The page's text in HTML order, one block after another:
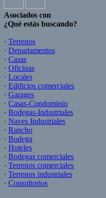
Asociados con
¿Qué estás buscando?
· Terrenos
· Departamentos
· Casas
· Oficinas
· Locales
· Edificios comerciales
· Garages
· Casas-Condominio
· Bodegas-Industriales
· Naves Industriales
· Rancho
· Bodega
· Hoteles
· Bodegas comerciales
· Terrenos comerciales
· Terrenos industriales
· Consultorios